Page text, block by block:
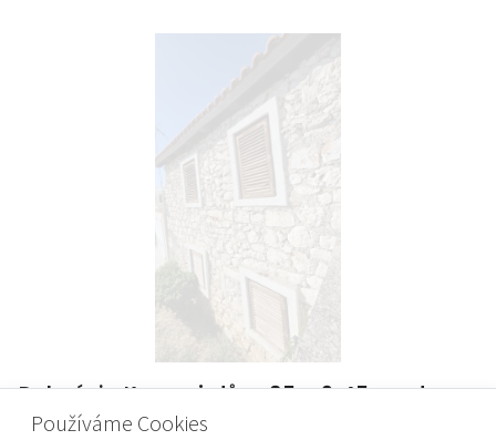
Dalmácie, Krapanj, dům, 85 m2, 45 m od
moře
Používáme Cookies